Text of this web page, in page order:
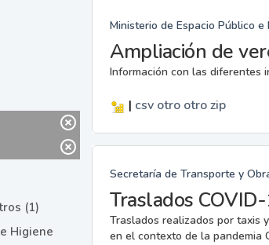
(1)
Higiene
Ministerio de Espacio Público e
Ampliación de
Información con las diferentes
| csv otro otrozip
Secretaría de Transporte y
Traslados
Traslados realizados por taxis
en el contexto de la pandemia